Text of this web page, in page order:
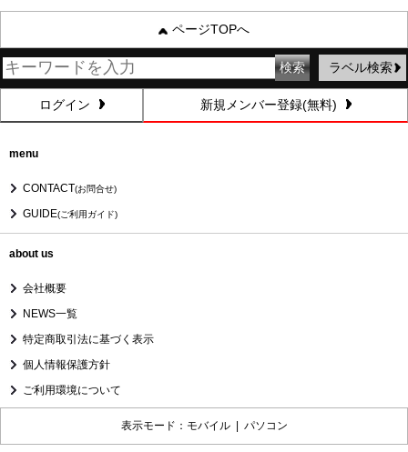
ページTOPへ
ラベル検索
ログイン 新規メンバー登録(無料)
menu
CONTACT(お問合せ)
GUIDE(ご利用ガイド)
about us
会社概要
NEWS一覧
特定商取引法に基づく表示
個人情報保護方針
ご利用環境について
表示モード：モバイル | パソコン